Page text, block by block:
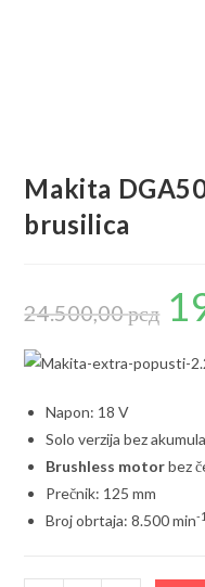
Makita
brusilica
24.500,00рсд
cena
je
Napon: 18 V
Solo verzija bez
Brushless motorbez
Prečnik: 125 mm
Broj obrtaja: 8.500 min-1